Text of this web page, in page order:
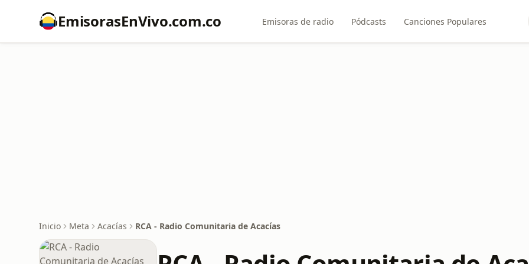
EmisorasEnVivo.com.co Emisoras de radio Pódcasts Canciones Populares
Inicio Meta Acacías RCA - Radio Comunitaria de Acacías